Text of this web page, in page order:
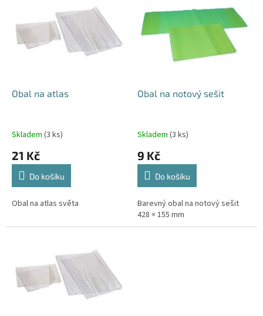
Obal na atlas
Skladem (3 ks)
21 Kč
Do košíku
Obal na atlas světa
Obal na notový sešit
Skladem (3 ks)
9 Kč
Do košíku
Barevný obal na notový sešit
428 × 155 mm